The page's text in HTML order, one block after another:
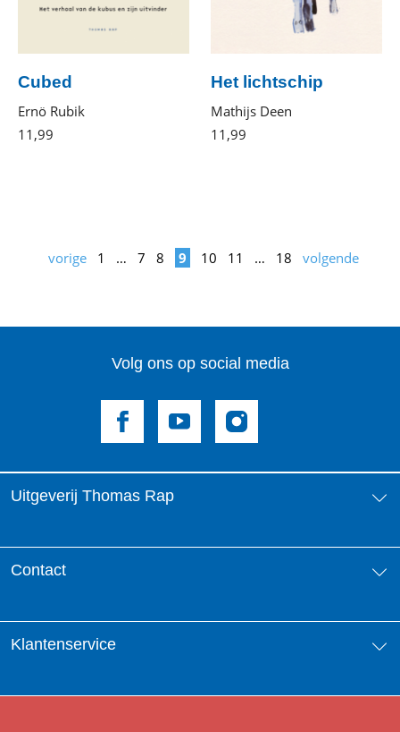
Cubed
Ernö Rubik
11 ,99
Het lichtschip
Mathijs Deen
11 ,99
vorige 1 … 7 8 9 10 11 … 18 volgende
Volg ons op social media
Uitgeverij Thomas Rap
Vacatures
Nieuwsbrief
Contact
Klantenservice